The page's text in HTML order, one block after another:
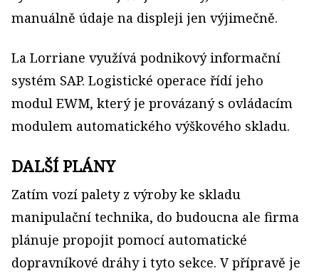
manuálně údaje na displeji jen výjimečně.
La Lorriane využívá podnikový informační
systém SAP. Logistické operace řídí jeho
modul EWM, který je provázaný s ovládacím
modulem automatického výškového skladu.
DALŠÍ PLÁNY
Zatím vozí palety z výroby ke skladu
manipulační technika, do budoucna ale firma
plánuje propojit pomocí automatické
dopravníkové dráhy i tyto sekce. V přípravě je